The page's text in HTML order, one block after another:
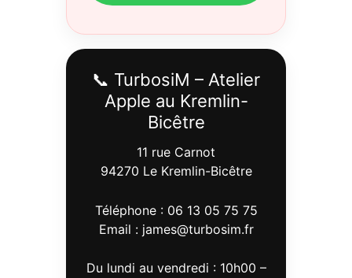
📞 TurbosiM – Atelier
Apple au Kremlin-
Bicêtre
11 rue Carnot
94270 Le Kremlin-Bicêtre
Téléphone : 06 13 05 75 75
Email : james@turbosim.fr
Du lundi au vendredi : 10h00 –